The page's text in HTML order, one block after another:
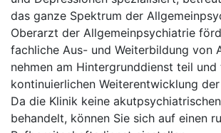
das ganze Spektrum der
Oberarzt der Allgemeinpsychiatrie
fachliche Aus- und Weiterbildung von
nehmen am Hintergrunddienst teil
kontinuierlichen Weiterentwicklung
Da die Klinik keine
behandelt, können Sie sich auf einen